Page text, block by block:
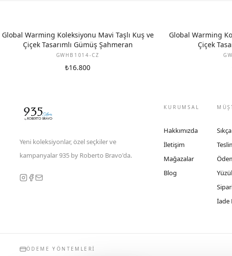
Global Warming Koleksiyonu Mavi Taşlı Kuş ve
Çiçek Tasarımlı Gümüş Şahmeran
GWHB1014-CZ
₺16.800
Global Warming
Çiçek
Yeni koleksiyonlar, özel seçkiler ve
kampanyalar 935 by Roberto Bravo'da.
KURUMSAL
Hakkımızda
İletişim
Mağazalar
Blog
İade
ÖDEME YÖNTEMLERI